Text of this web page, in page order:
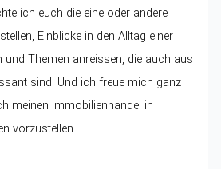
ich euch die eine oder andere
Einblicke in den Alltag einer
und Themen anreissen, die auch aus
sind. Und ich freue mich ganz
meinen Immobilienhandel in
vorzustellen.